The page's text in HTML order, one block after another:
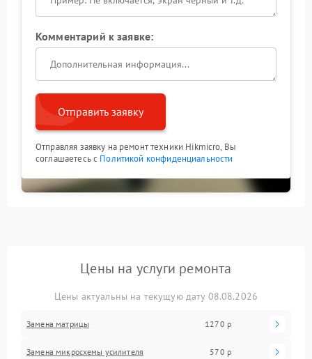
Комментарий к заявке:
Отправить заявку
Отправляя заявку на ремонт техники Hikmicro, Вы
соглашаетесь с Политикой конфиденциальности
Цены на услуги ремонта
Цены актуальны на текущую дату 08.08.2026
Замена матрицы 1270 р
Замена микросхемы усилителя 570 р